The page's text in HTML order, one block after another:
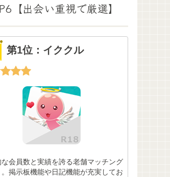
【出会い重視で厳選】
第1位：イククル
な会員数と実績を誇る老舗マッチング
。掲示板機能や日記機能が充実してお